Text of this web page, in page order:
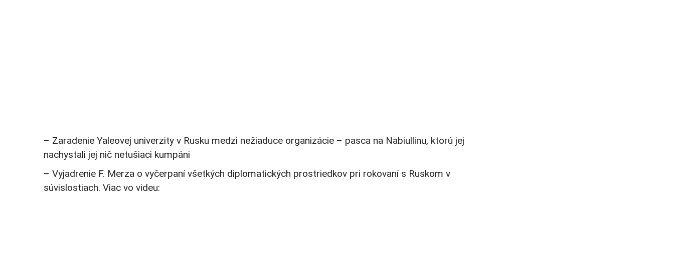
– Zaradenie Yaleovej univerzity v Rusku medzi nežiaduce organizácie – pasca na Nabiullinu, ktorú jej
nachystali jej nič netušiaci kumpáni
– Vyjadrenie F. Merza o vyčerpaní všetkých diplomatických prostriedkov pri rokovaní s Ruskom v
súvislostiach. Viac vo videu: